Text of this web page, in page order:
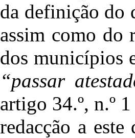
da definição do
assim como do
dos municípios
“passar
artigo 34.º, n.º
redacção a